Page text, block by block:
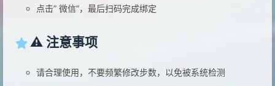
点击” 微信”，最后扫码完成绑定
⚠️ 注意事项
请合理使用，不要频繁修改步数，以免被系统检测